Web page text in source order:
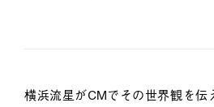
横浜流星がCMでその世界観を伝